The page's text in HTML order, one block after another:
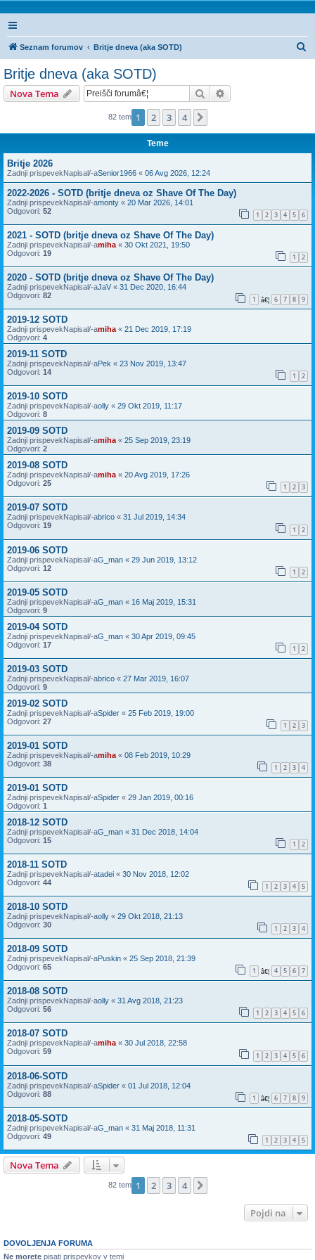
Seznam forumov Britje dneva (aka SOTD)
Britje dneva (aka SOTD)
Nova Tema Iskanje
82 tem 1 2 3 4
Teme
Britje 2026
Zadnji prispevekNapisal/-aSenior1966 « 06 Avg 2026, 12:24
2022-2026 - SOTD (britje dneva oz Shave Of The Day)
Zadnji prispevekNapisal/-amonty « 20 Mar 2026, 14:01
Odgovori: 52 1 2 3 4 5 6
2021 - SOTD (britje dneva oz Shave Of The Day)
Zadnji prispevekNapisal/-amiha « 30 Okt 2021, 19:50
Odgovori: 19 1 2
2020 - SOTD (britje dneva oz Shave Of The Day)
Zadnji prispevekNapisal/-aJaV « 31 Dec 2020, 16:44
Odgovori: 82 1 â€¦ 6 7 8 9
2019-12 SOTD
Zadnji prispevekNapisal/-amiha « 21 Dec 2019, 17:19
Odgovori: 4
2019-11 SOTD
Zadnji prispevekNapisal/-aPek « 23 Nov 2019, 13:47
Odgovori: 14 1 2
2019-10 SOTD
Zadnji prispevekNapisal/-aolly « 29 Okt 2019, 11:17
Odgovori: 8
2019-09 SOTD
Zadnji prispevekNapisal/-amiha « 25 Sep 2019, 23:19
Odgovori: 2
2019-08 SOTD
Zadnji prispevekNapisal/-amiha « 20 Avg 2019, 17:26
Odgovori: 25 1 2 3
2019-07 SOTD
Zadnji prispevekNapisal/-abrico « 31 Jul 2019, 14:34
Odgovori: 19 1 2
2019-06 SOTD
Zadnji prispevekNapisal/-aG_man « 29 Jun 2019, 13:12
Odgovori: 12 1 2
2019-05 SOTD
Zadnji prispevekNapisal/-aG_man « 16 Maj 2019, 15:31
Odgovori: 9
2019-04 SOTD
Zadnji prispevekNapisal/-aG_man « 30 Apr 2019, 09:45
Odgovori: 17 1 2
2019-03 SOTD
Zadnji prispevekNapisal/-abrico « 27 Mar 2019, 16:07
Odgovori: 9
2019-02 SOTD
Zadnji prispevekNapisal/-aSpider « 25 Feb 2019, 19:00
Odgovori: 27 1 2 3
2019-01 SOTD
Zadnji prispevekNapisal/-amiha « 08 Feb 2019, 10:29
Odgovori: 38 1 2 3 4
2019-01 SOTD
Zadnji prispevekNapisal/-aSpider « 29 Jan 2019, 00:16
Odgovori: 1
2018-12 SOTD
Zadnji prispevekNapisal/-aG_man « 31 Dec 2018, 14:04
Odgovori: 15 1 2
2018-11 SOTD
Zadnji prispevekNapisal/-atadei « 30 Nov 2018, 12:02
Odgovori: 44 1 2 3 4 5
2018-10 SOTD
Zadnji prispevekNapisal/-aolly « 29 Okt 2018, 21:13
Odgovori: 30 1 2 3 4
2018-09 SOTD
Zadnji prispevekNapisal/-aPuskin « 25 Sep 2018, 21:39
Odgovori: 65 1 â€¦ 4 5 6 7
2018-08 SOTD
Zadnji prispevekNapisal/-aolly « 31 Avg 2018, 21:23
Odgovori: 56 1 2 3 4 5 6
2018-07 SOTD
Zadnji prispevekNapisal/-amiha« 30 Jul 2018, 22:58
Odgovori: 59 1 2 3 4 5 6
2018-06-SOTD
Zadnji prispevekNapisal/-aSpider « 01 Jul 2018, 12:04
Odgovori: 88 1 â€¦ 6 7 8 9
2018-05-SOTD
Zadnji prispevekNapisal/-aG_man « 31 Maj 2018, 11:31
Odgovori: 49 1 2 3 4 5
Nova Tema
82 tem 1 2 3 4
Pojdi na
DOVOLJENJA FORUMA
Ne morete pisati prispevkov v temi